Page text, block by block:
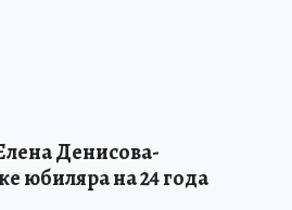
Денисова-
юбиляра на 24 года